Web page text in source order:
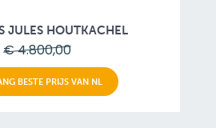
JULES HOUTKACHEL
€ 4.800,00
BESTE PRIJS VAN NL